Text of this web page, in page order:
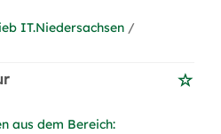
IT.Niedersachsen /
aus dem Bereich: